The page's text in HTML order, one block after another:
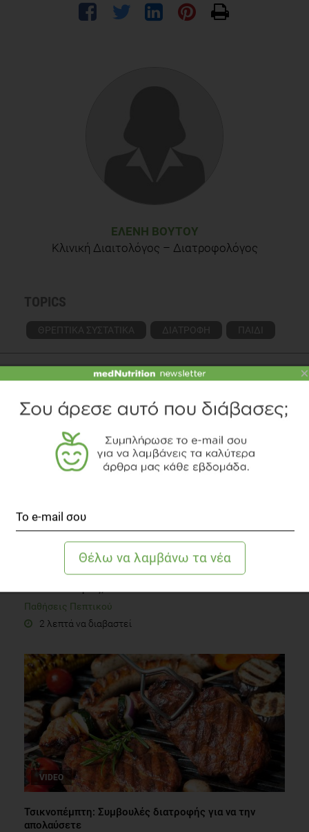
ΕΛΈΝΗ ΒΟΎΤΟΥ
Κλινική Διαιτολόγος – Διατροφολόγος
TOPICS
ΘΡΕΠΤΙΚΑ ΣΥΣΤΑΤΙΚΑ ΔΙΑΤΡΟΦΗ ΠΑΙΔΙ
ΔΙΑΒΑΣΤΕ ΑΚΟΜΗ
Nερό: Ποια η συμβολή του στην αντιμετώπιση της
Παθήσεις Πεπτικού
2 λεπτά να διαβαστεί
VIDEO
Τσικνοπέμπτη: Συμβουλές διατροφής για να την
απολαύσετε
×